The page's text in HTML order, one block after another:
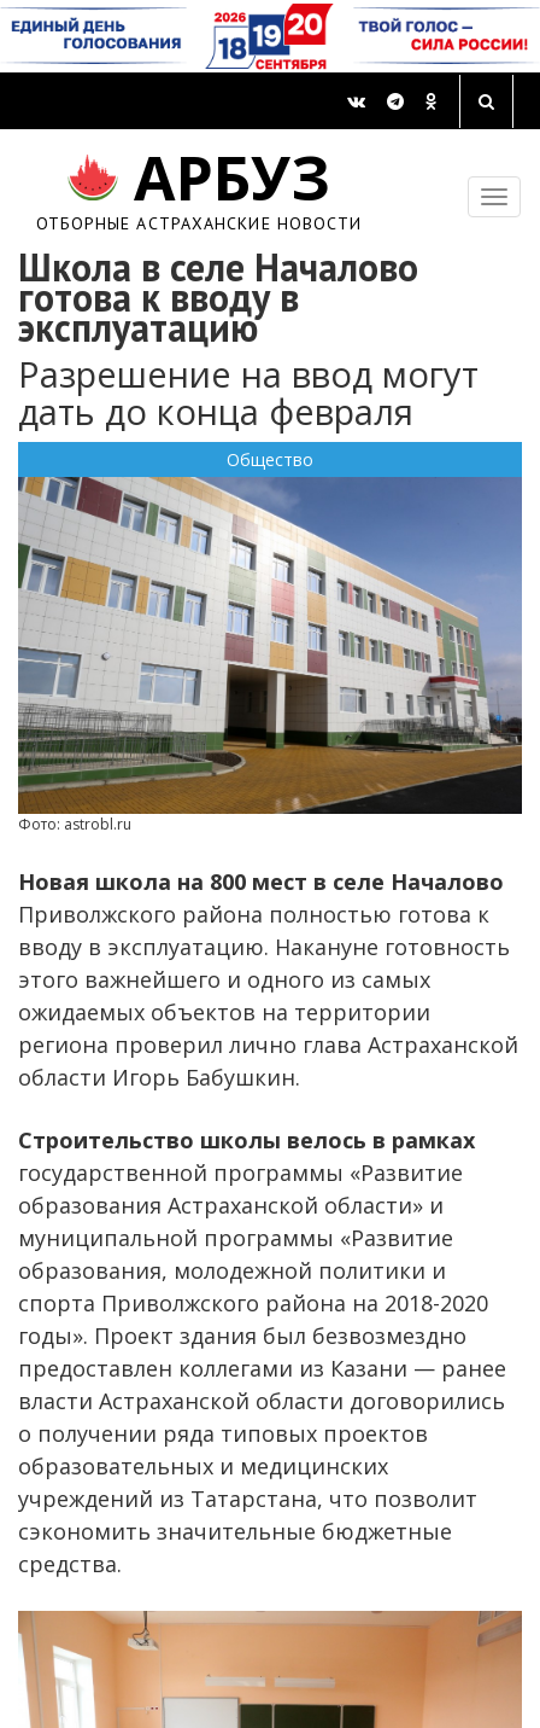
АРБУЗ
ОТБОРНЫЕ АСТРАХАНСКИЕ НОВОСТИ
Школа в селе Началово
готова к вводу в
эксплуатацию
Разрешение на ввод могут
дать до конца февраля
Общество
Фото: astrobl.ru
Новая школа на 800 мест в селе Началово
Приволжского района полностью готова к
вводу в эксплуатацию. Накануне готовность
этого важнейшего и одного из самых
ожидаемых объектов на территории
региона проверил лично глава Астраханской
области Игорь Бабушкин.
Строительство школы велось в рамках
государственной программы «Развитие
образования Астраханской области» и
муниципальной программы «Развитие
образования, молодежной политики и
спорта Приволжского района на 2018-2020
годы». Проект здания был безвозмездно
предоставлен коллегами из Казани — ранее
власти Астраханской области договорились
о получении ряда типовых проектов
образовательных и медицинских
учреждений из Татарстана, что позволит
сэкономить значительные бюджетные
средства.